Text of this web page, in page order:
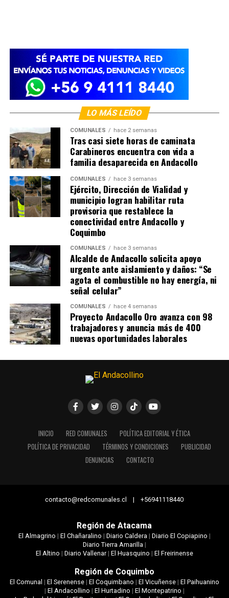
LO MÁS LEÍDO
COMUNALES hace 2 semanas
Tras casi siete horas de caminata
Carabineros encuentra con vida a
familia desaparecida en Andacollo
COMUNALES hace 3 semanas
Ejército, Dirección de Vialidad y
municipio logran habilitar ruta
provisoria que restablece la
conectividad entre Andacollo y
Coquimbo
COMUNALES hace 3 semanas
Alcalde de Andacollo solicita apoyo
urgente ante aislamiento y daños: “Se
agota el combustible no hay energía, ni
señal celular”
COMUNALES hace 4 semanas
Proyecto Andacollo Oro avanza con 98
trabajadores y anuncia más de 400
nuevas oportunidades laborales
INICIO RED COMUNALES
POLÍTICA EDITORIAL Y ÉTICA
POLÍTICA DE PRIVACIDAD
TÉRMINOS Y CONDICIONES
PUBLICIDAD
DENUNCIAS
CONTACTO
contacto@redcomunales.cl | +56941118440
Región de Atacama
El Almagrino | El Chañaralino | Diario Caldera | Diario El Copiapino |
Diario Tierra Amarilla |
El Altino | Diario Vallenar| El Huasquino | El Freirinense
Región de Coquimbo
El Comunal | El Serenense| El Coquimbano | El Vicuñense| El Paihuanino
| El Andacollino | El Hurtadino | El Montepatrino |